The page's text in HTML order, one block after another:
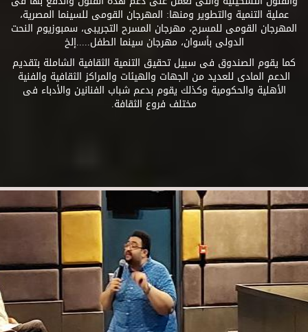
عملية التنمية والتطوير ومنها: المهرجان القومى للسينما المصرية،
المهرجان القومى للمسرح، مهرجان المسرح التجريبى، سمبوزيوم النحت
الدولى بأسوان، مهرجان سينما الطفل.....إلخ
كما يقوم الصندوق فى سبيل تحقيق التنمية الثقافية الشاملة بتقديم
الدعم المادى للعديد من الجهات والهيئات والمراكز الثقافية والفنية
الأهلية والحكومية وكذلك يقوم بدعم شباب الفنانين والأدباء فى
مختلف فروع الثقافة.